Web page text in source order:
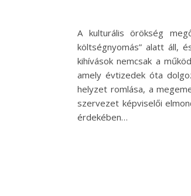
A kulturális örökség
költségnyomás” alatt áll,
kihívások nemcsak a
amely évtizedek óta
helyzet romlása, a
szervezet képviselői
érdekében…